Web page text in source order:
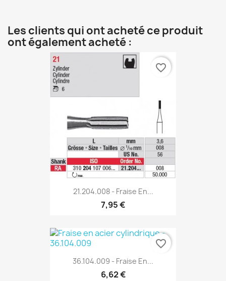
Les clients qui ont acheté ce produit
ont également acheté :
21.204.008 - Fraise En...
7,95 €
favorite_border
36.104.009 - Fraise En...
6,62 €
favorite_border